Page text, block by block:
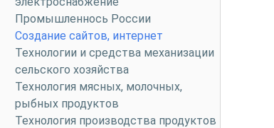
Промышленнось России
Создание сайтов, интернет
Технологии и средства механизации
сельского хозяйства
Технология мясных, молочных,
рыбных продуктов
Технология производства продуктов